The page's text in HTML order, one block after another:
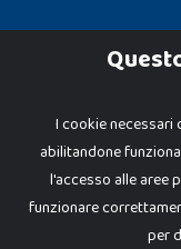
Dadi e Mattoncini è un
espressamente
brand elencati nel
I prezzi e le promozioni
negozio.
Giocabene Srl - via della
P.IVA 02608090425 - REA
I cookie necessari
abilitandone
l'accesso alle aree
funzionare
per